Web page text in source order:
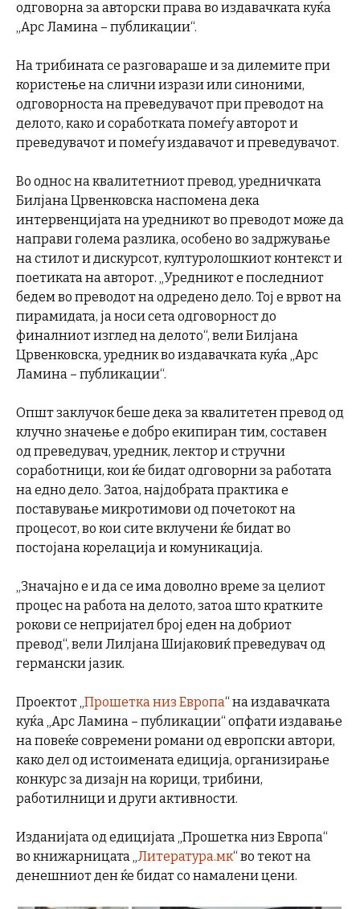
одговорна за авторски права во издавачката куќа
„Арс Ламина – публикации“.
На трибината се разговараше и за дилемите при
користење на слични изрази или синоними,
одговорноста на преведувачот при преводот на
делото, како и соработката помеѓу авторот и
преведувачот и помеѓу издавачот и преведувачот.
Во однос на квалитетниот превод, уредничката
Билјана Црвенковска наспомена дека
интервенцијата на уредникот во преводот може да
направи голема разлика, особено во задржување
на стилот и дискурсот, културолошкиот контекст и
поетиката на авторот. „Уредникот е последниот
бедем во преводот на одредено дело. Тој е врвот на
пирамидата, ја носи сета одговорност до
финалниот изглед на делото“, вели Билјана
Црвенковска, уредник во издавачката куќа „Арс
Ламина – публикации“.
Општ заклучок беше дека за квалитетен превод од
клучно значење е добро екипиран тим, составен
од преведувач, уредник, лектор и стручни
соработници, кои ќе бидат одговорни за работата
на едно дело. Затоа, најдобрата практика е
поставување микротимови од почетокот на
процесот, во кои сите вклучени ќе бидат во
постојана корелација и комуникација.
„Значајно е и да се има доволно време за целиот
процес на работа на делото, затоа што кратките
рокови се непријател број еден на добриот
превод“, вели Лилјана Шијаковиќ преведувач од
германски јазик.
Проектот „ Прошетка низ Европа“ на издавачката
куќа „Арс Ламина – публикации“ опфати издавање
на повеќе современи романи од европски автори,
како дел од истоимената едиција, организирање
конкурс за дизајн на корици, трибини,
работилници и други активности.
Изданијата од едицијата „Прошетка низ Европа“
во книжарницата „
Литература.мк“ во текот на
денешниот ден ќе бидат со намалени цени.